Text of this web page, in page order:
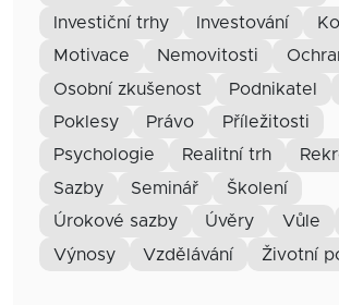
investiční trhy
investování
motivace
nemovitosti
osobní zkušenost
podnikatel
poklesy
právo
příležitosti
psychologie
realitní trh
sazby
seminář
školení
úrokové sazby
úvěry vůle
výnosy
vzdělávání životní